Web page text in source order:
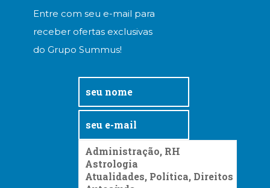
Entre com seu e-mail para
receber ofertas exclusivas
do Grupo Summus!